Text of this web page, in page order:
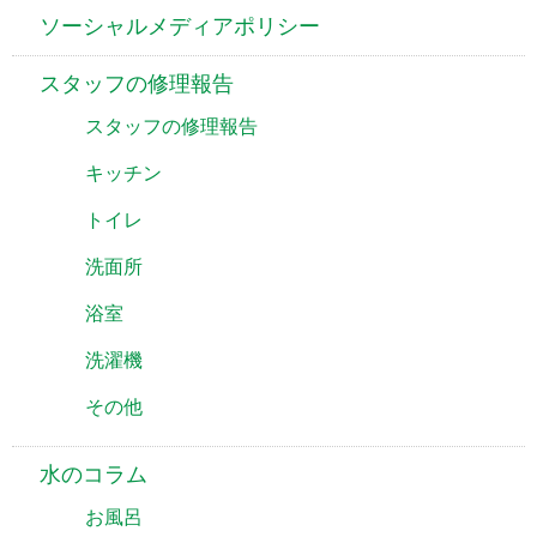
ソーシャルメディアポリシー
スタッフの修理報告
スタッフの修理報告
キッチン
トイレ
洗面所
浴室
洗濯機
その他
水のコラム
お風呂